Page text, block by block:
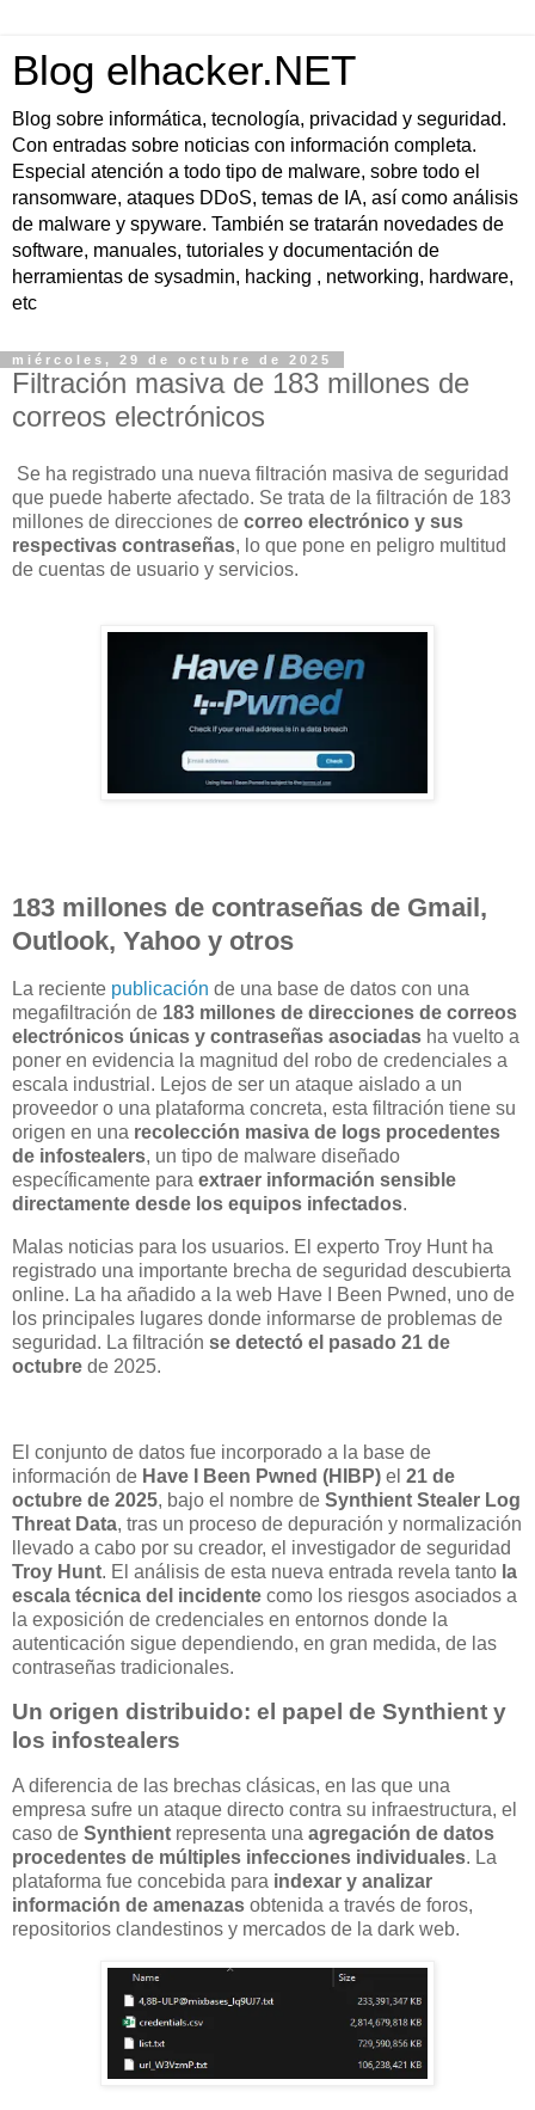
Blog elhacker.NET
Blog sobre informática, tecnología, privacidad y seguridad.
Con entradas sobre noticias con información completa.
Especial atención a todo tipo de malware, sobre todo el
ransomware, ataques DDoS, temas de IA, así como análisis
de malware y spyware. También se tratarán novedades de
software, manuales, tutoriales y documentación de
herramientas de sysadmin, hacking , networking, hardware,
etc
miércoles, 29 de octubre de 2025
Filtración masiva de 183 millones de
correos electrónicos
Se ha registrado una nueva filtración masiva de seguridad
que puede haberte afectado. Se trata de la filtración de 183
millones de direcciones de correo electrónico y sus
respectivas contraseñas, lo que pone en peligro multitud
de cuentas de usuario y servicios.
183 millones de contraseñas de Gmail,
Outlook, Yahoo y otros
La reciente publicación de una base de datos con una
megafiltración de 183 millones de direcciones de correos
electrónicos únicas y contraseñas asociadas ha vuelto a
poner en evidencia la magnitud del robo de credenciales a
escala industrial. Lejos de ser un ataque aislado a un
proveedor o una plataforma concreta, esta filtración tiene su
origen en una recolección masiva de logs procedentes
de infostealers, un tipo de malware diseñado
específicamente para extraer información sensible
directamente desde los equipos infectados.
Malas noticias para los usuarios. El experto Troy Hunt ha
registrado una importante brecha de seguridad descubierta
online. La ha añadido a la web Have I Been Pwned, uno de
los principales lugares donde informarse de problemas de
seguridad. La filtración se detectó el pasado 21 de
octubre de 2025.
El conjunto de datos fue incorporado a la base de
información de Have I Been Pwned (HIBP) el 21 de
octubre de 2025, bajo el nombre de Synthient Stealer Log
Threat Data, tras un proceso de depuración y normalización
llevado a cabo por su creador, el investigador de seguridad
Troy Hunt. El análisis de esta nueva entrada revela tanto la
escala técnica del incidente como los riesgos asociados a
la exposición de credenciales en entornos donde la
autenticación sigue dependiendo, en gran medida, de las
contraseñas tradicionales.
Un origen distribuido: el papel de Synthient y
los infostealers
A diferencia de las brechas clásicas, en las que una
empresa sufre un ataque directo contra su infraestructura, el
caso de Synthient representa una agregación de datos
procedentes de múltiples infecciones individuales. La
plataforma fue concebida para indexar y analizar
información de amenazas obtenida a través de foros,
repositorios clandestinos y mercados de la dark web.